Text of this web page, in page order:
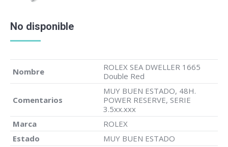
No disponible
Nombre
ROLEX SEA DWELLER 1665
Double Red
Comentarios
MUY BUEN ESTADO, 48H.
POWER RESERVE, SERIE
3.5xx.xxx
Marca
ROLEX
Estado
MUY BUEN ESTADO